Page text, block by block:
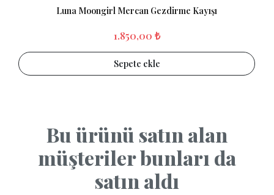
Luna Moongirl Mercan Gezdirme Kayışı
1.850,00 ₺
Sepete ekle
Bu ürünü satın alan
müşteriler bunları da
satın aldı